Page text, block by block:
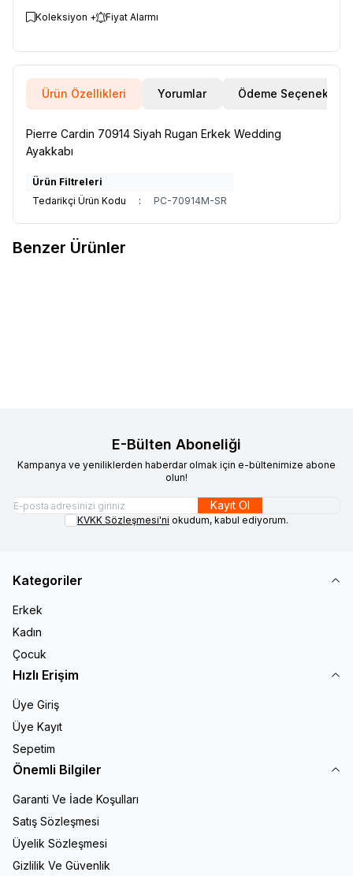
Koleksiyon + Fiyat Alarmı
Ürün Özellikleri Yorumlar Ödeme Seçenekleri
Pierre Cardin 70914 Siyah Rugan Erkek Wedding
Ayakkabı
Ürün Filtreleri
Tedarikçi Ürün Kodu
: PC-70914M-SR
Benzer Ürünler
E-Bülten Aboneliği
Kampanya ve yeniliklerden haberdar olmak için e-bültenimize abone
olun!
Kayıt Ol
KVKK Sözleşmesi'ni okudum, kabul ediyorum.
Kategoriler
Erkek
Kadın
Çocuk
Hızlı Erişim
Üye Giriş
Üye Kayıt
Sepetim
Önemli Bilgiler
Garanti Ve İade Koşulları
Satış Sözleşmesi
Üyelik Sözleşmesi
Gizlilik Ve Güvenlik